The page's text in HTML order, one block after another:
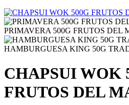
PRIMAVERA 500G FRUTOS DEL
HAMBURGUESA KING 50G
CHAPSUI WOK
FRUTOS DEL